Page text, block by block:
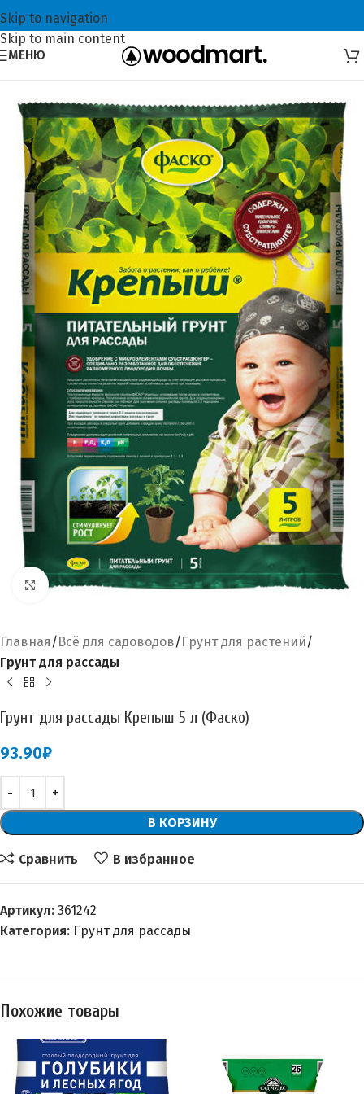
Skip to navigation
Skip to main content
МЕНЮ
Увеличить
Главная Всё для садоводов Грунт для растений
Грунт для рассады
Грунт для рассады Крепыш 5 л (Фаско)
93.90₽
В КОРЗИНУ
Сравнить В избранное
Артикул: 361242
Категория: Грунт для рассады
Похожие товары